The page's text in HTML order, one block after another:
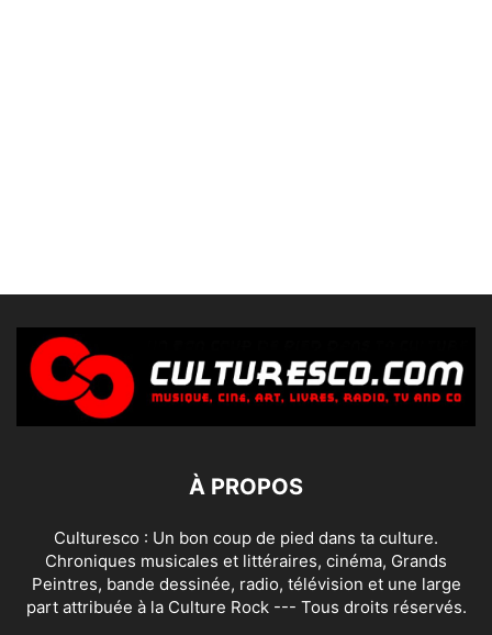
À PROPOS
Culturesco : Un bon coup de pied dans ta culture.
Chroniques musicales et littéraires, cinéma, Grands
Peintres, bande dessinée, radio, télévision et une large
part attribuée à la Culture Rock --- Tous droits réservés.